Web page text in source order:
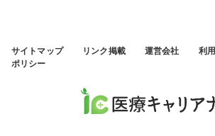
サイトマップ リンク掲載 運営会社 利
ポリシー